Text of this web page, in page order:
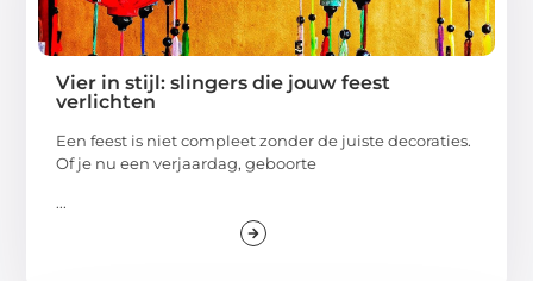
Vier in stijl: slingers die jouw feest
verlichten
Een feest is niet compleet zonder de juiste decoraties.
Of je nu een verjaardag, geboorte
...